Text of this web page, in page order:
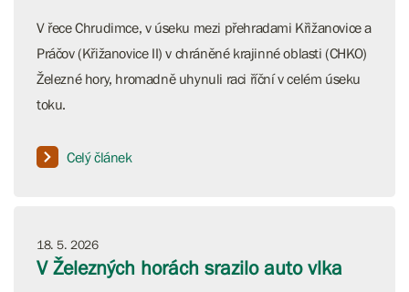
V řece Chrudimce, v úseku mezi přehradami Křižanovice a
Práčov (Křižanovice II) v chráněné krajinné oblasti (CHKO)
Železné hory, hromadně uhynuli raci říční v celém úseku
toku.
Celý článek
18. 5. 2026
V Železných horách srazilo auto vlka